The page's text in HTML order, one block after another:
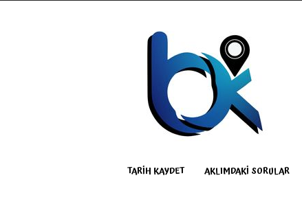
TARIH KAYDET AKLIMDAKI SORULAR